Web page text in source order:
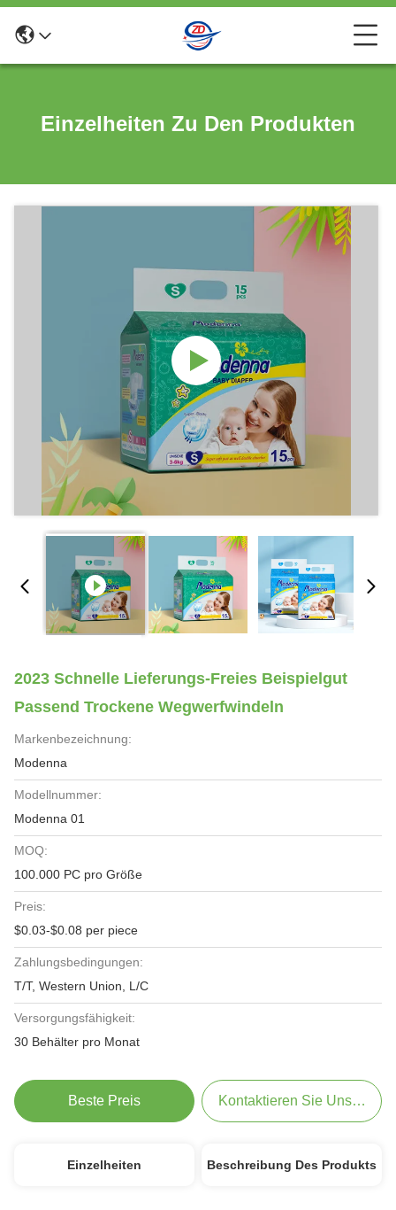
Einzelheiten Zu Den Produkten
2023 Schnelle Lieferungs-Freies Beispielgut
Passend Trockene Wegwerfwindeln
Markenbezeichnung:
Modenna
Modellnummer:
Modenna 01
MOQ:
100.000 PC pro Größe
Preis:
$0.03-$0.08 per piece
Zahlungsbedingungen:
T/T, Western Union, L/C
Versorgungsfähigkeit:
30 Behälter pro Monat
Beste Preis Kontaktieren Sie Uns Jetzt
Einzelheiten Beschreibung Des Produkts